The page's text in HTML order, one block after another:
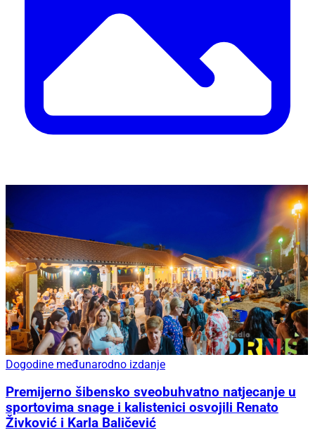
Dogodine međunarodno izdanje
Premijerno šibensko sveobuhvatno natjecanje u
sportovima snage i kalistenici osvojili Renato
Živković i Karla Baličević